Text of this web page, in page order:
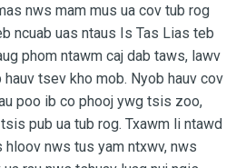
nws mam mus ua cov tub rog
ncuab uas ntaus Is Tas Lias teb
phom ntawm caj dab taws, lawv
tsev kho mob. Nyob hauv cov
poo ib co phooj ywg tsis zoo,
pub ua tub rog. Txawm li ntawd
nws tus yam ntxwv, nws